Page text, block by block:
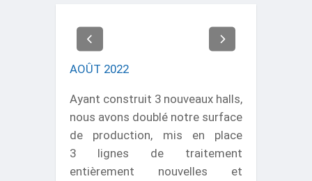
AOÛT 2022
Ayant construit 3 nouveaux halls,
nous avons doublé notre surface
de production, mis en place
3 lignes de traitement
entièrement nouvelles et